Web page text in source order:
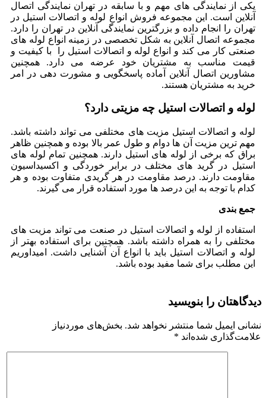
یکی از نمایندگی های مهم و با سابقه در تهران نمایندگی اتصال
آنلاین است. این مجموعه فروش انواع لوله و اتصالات استیل در
تهران را انجام داده و بزرگترین نمایندگی آنلاین در تهران را دارد.
مجموعه اتصال آنلاین به شکل تخصصی در زمینه انواع لوله های
صنعتی کار می کند و انواع لوله و اتصالات استیل را با کیفیت و
قیمت مناسب به مشتریان خود عرضه می دارد. همچنین
مشاورین اتصال آنلاین آماده پاسخگویی و مشورت دهی در امر
خرید به مشتریان هستند.
لوله و اتصالات استیل چه مزیتی دارد؟
لوله و اتصالات استیل مزیت های مختلفی می تواند داشته باشد.
مهم ترین مزیت آن ها دوام و طول عمر بالا بوده و همچنین ظاهر
براق که برخی از لوله های استیل دارند. همچنین تمام لوله های
استیل در گرید های مختلف در برابر خوردگی و اکسیداسیون
مقاومت دارند. درصد مقاومت در هر گریدی متفاوت بوده و هر
کدام با توجه به این درصد ها مورد استفاده قرار می گیرند.
جمع بندی
استفاده از لوله و اتصالات استیل در صنعت می تواند مزیت های
مختلفی را به همراه داشته باشد. همچنین برای استفاده بهتر از
لوله و اتصالات استیل باید با انواع آن آشنایی داشت. امیداوریم
این مطلب برای شما مفید بوده باشد.
دیدگاهتان را بنویسید
نشانی ایمیل شما منتشر نخواهد شد. بخش‌های موردنیاز
علامت‌گذاری شده‌اند *